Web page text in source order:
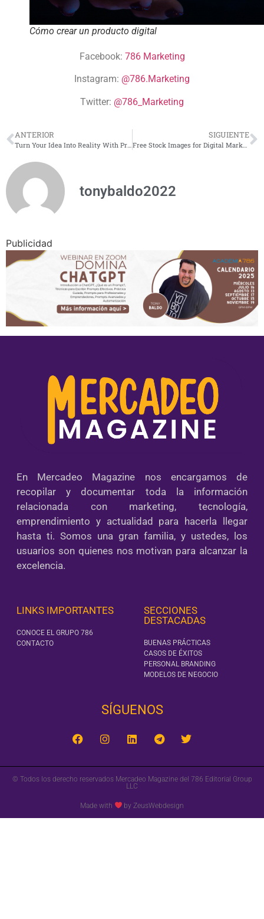
Cómo crear un producto digital
Facebook: 786 Marketing
Instagram: @786.Marketing
Twitter: @786_Marketing
ANTERIOR
Turn Your Idea Into Reality With Product Development!
SIGUIENTE
Free Stock Images for Digital Marketing
tonybaldo2022
Publicidad
En Mercadeo Magazine nos encargamos de
recopilar y documentar toda la información
relacionada con marketing, tecnología,
emprendimiento y actualidad para hacerla llegar
hasta ti. Somos una gran familia, y ustedes, los
usuarios son quienes nos motivan para alcanzar la
excelencia.
LINKS IMPORTANTES
CONOCE EL GRUPO 786
CONTACTO
SECCIONES
DESTACADAS
BUENAS PRÁCTICAS
CASOS DE ÉXITOS
PERSONAL BRANDING
MODELOS DE NEGOCIO
SÍGUENOS‎
© Todos los derecho reservados Mercadeo Magazine del 786 Editorial Group
LLC
Made with by ZeusWebdesign